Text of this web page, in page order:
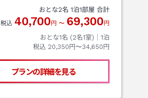
おとな2名 1泊1部屋 合計
税込 40,700円 〜 69,300円
おとな1名 (2名1室)｜ 1泊
税込 20,350円〜34,650円
プランの詳細を見る